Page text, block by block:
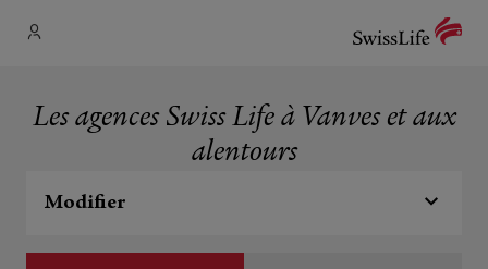
Les agences Swiss Life à Vanves et aux
alentours
Modifier